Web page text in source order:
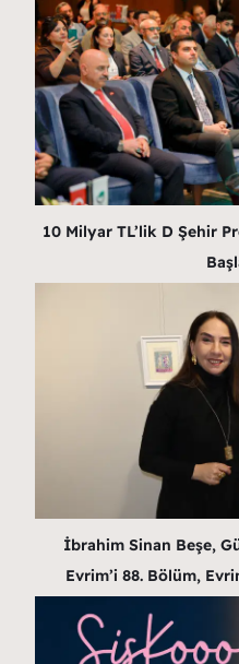
10 Milyar TL’lik D Şehir
İbrahim Sinan Beşe,
Evrim’i 88. Bölüm,